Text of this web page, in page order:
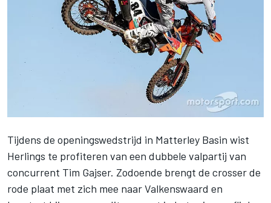
Tijdens de openingswedstrijd in Matterley Basin wist
Herlings te profiteren van een dubbele valpartij van
concurrent Tim Gajser. Zodoende brengt de crosser de
rode plaat met zich mee naar Valkenswaard en